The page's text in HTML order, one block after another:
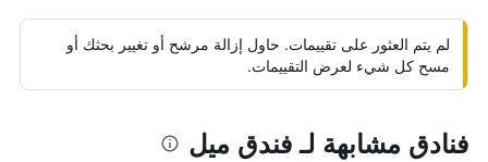
لم يتم العثور على تقييمات. حاول إزالة مرشح أو تغيير بحثك أو
مسح كل شيء لعرض التقييمات.
فنادق مشابهة لـ فندق ميل